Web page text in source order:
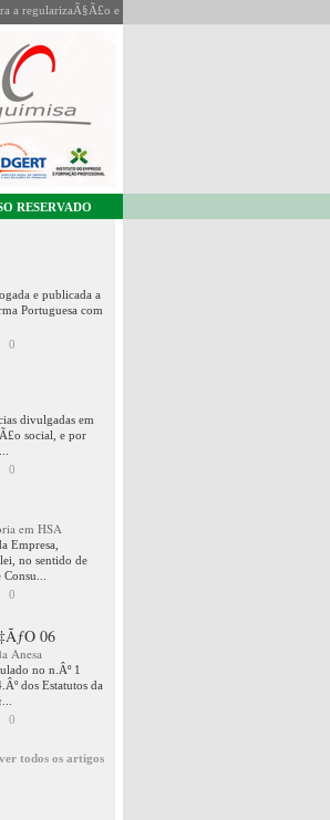
a regularizaÃ§Ã£o e coordenaÃ§Ã£o da sua actividade.
RESERVADO
e publicada a
Portuguesa com
0
divulgadas em
social, e por
0
em HSA
Empresa,
no sentido de
0
06
Anesa
no n.Âº 1
dos Estatutos da
0
ver todos os artigos